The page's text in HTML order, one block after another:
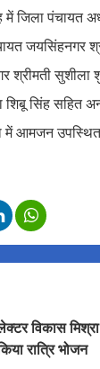
जिला पंचायत
जयसिंहनगर
श्रीमती सुशीला
शिबू सिंह सहित
में आमजन
विकास मिश्रा
रात्रि भोजन